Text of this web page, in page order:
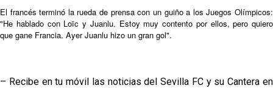
El francés terminó la rueda de prensa con un guiño a los Juegos Olímpicos:
"He hablado con Loïc y Juanlu. Estoy muy contento por ellos, pero quiero
que gane Francia. Ayer Juanlu hizo un gran gol".
– Recibe en tu móvil las noticias del Sevilla FC y su Cantera en